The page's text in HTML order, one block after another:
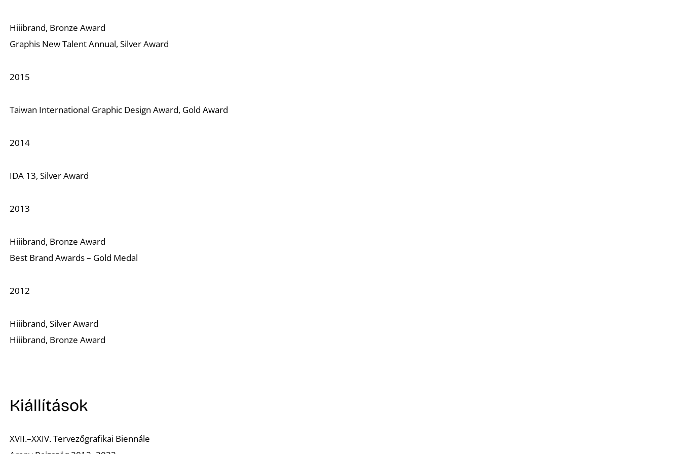
Hiiibrand, Bronze Award
Graphis New Talent Annual, Silver Award
2015
Taiwan International Graphic Design Award, Gold Award
2014
IDA 13, Silver Award
2013
Hiiibrand, Bronze Award
Best Brand Awards – Gold Medal
2012
Hiiibrand, Silver Award
Hiiibrand, Bronze Award
Kiállítások
XVII.–XXIV. Tervezőgrafikai Biennále